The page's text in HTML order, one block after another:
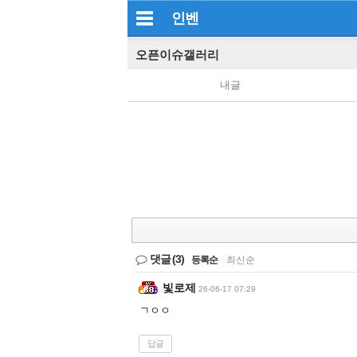
인벤
오픈이슈갤러리
내글
댓글(3) 등록순 최신순
빛로제 26-06-17 07:29
ㄱㅇㅇ
답글